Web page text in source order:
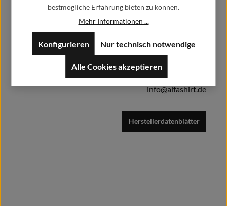
In den WarenkorbHerstellerinformationen:
Weisweilerstr.20-22
info@alfashirt.de
Herstellerdatenblätter
bestmögliche Erfahrung bieten zu können.
Mehr Informationen ...
Nur technisch notwendige
Konfigurieren
Alle Cookies akzeptieren